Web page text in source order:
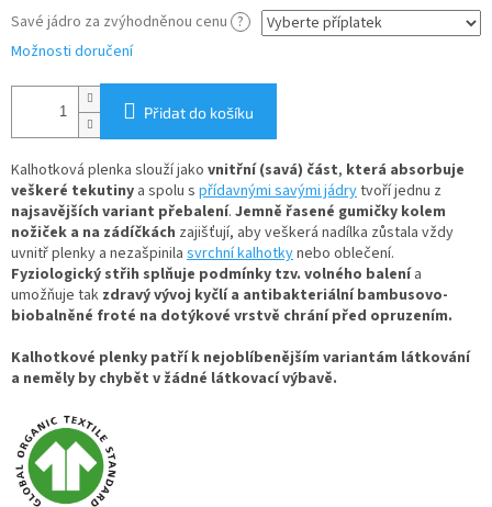
Savé jádro za zvýhodněnou cenu ?
Možnosti doručení
Přidat do košíku
Kalhotková plenka slouží jako vnitřní (savá) část, která absorbuje
veškeré tekutiny a spolu s přídavnými savými jádrytvoří jednu z
najsavějších variant přebalení. Jemně řasené gumičky kolem
nožiček a na zádíčkách zajišťují, aby veškerá nadílka zůstala vždy
uvnitř plenky a nezašpinila svrchní kalhotkynebo oblečení.
Fyziologický střih splňuje podmínky tzv. volného balenía
umožňuje tak zdravý vývoj kyčlí a antibakteriální bambusovo-
biobalněné froté na dotýkové vrstvě chrání před opruzením.
Kalhotkové plenky patří k nejoblíbenějším variantám látkování
a neměly by chybět v žádné látkovací výbavě.